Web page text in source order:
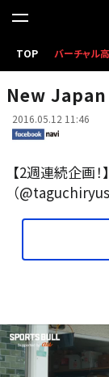
TOP バーチャル
New
2016.05.12 11:46
【2週連続企画
（